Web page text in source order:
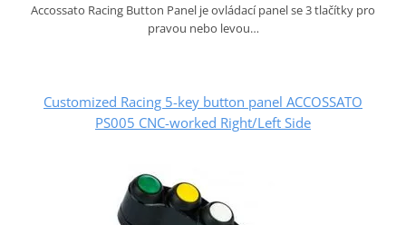
Accossato Racing Button Panel je ovládací panel se 3 tlačítky pro
pravou nebo levou…
Customized Racing 5-key button panel ACCOSSATO
PS005 CNC-worked Right/Left Side